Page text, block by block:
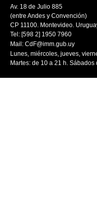
Av. 18 de Julio 885
(entre Andes y Convención)
CP 11100. Montevideo.
Tel: [598 2] 1950 7960
Mail: CdF@imm.gub.uy
Lunes, miércoles, jueves,
Martes: de 10 a 21 h. Sábados